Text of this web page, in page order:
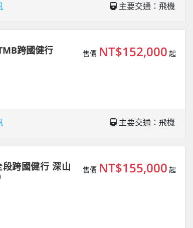
主要交通：飛機
跨國健行 售價 NT$152,000 起
主要交通：飛機
段跨國健行 深山
售價 NT$155,000 起